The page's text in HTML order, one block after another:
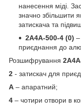
нанесення міді.
значно збільшити
затискача та
2А4А-500-4 (0) –
приєднання до
Розшифрування
2 - затискач для
А – апаратний;
4 – чотири отвори в